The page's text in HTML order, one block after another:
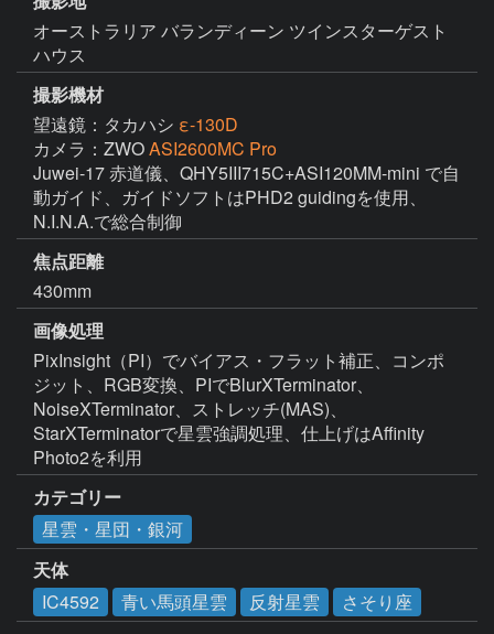
オーストラリア バランディーン ツインスターゲスト
ハウス
撮影機材
望遠鏡：タカハシ ε-130D
カメラ：ZWOASI2600MC Pro
Juwei-17 赤道儀、QHY5III715C+ASI120MM-mini で自
動ガイド、ガイドソフトはPHD2 guidingを使用、
N.I.N.A.で総合制御
焦点距離
430mm
画像処理
PixInsight（PI）でバイアス・フラット補正、コンポ
ジット、RGB変換、PIでBlurXTerminator、
NoiseXTerminator、ストレッチ(MAS)、
StarXTerminatorで星雲強調処理、仕上げはAffinity
Photo2を利用
カテゴリー
星雲・星団・銀河
天体
IC4592
青い馬頭星雲 反射星雲 さそり座